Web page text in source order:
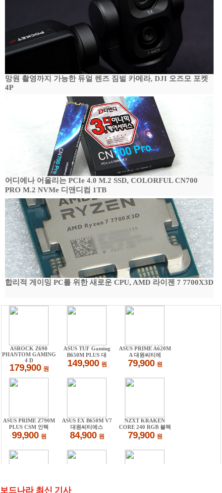
망원 촬영까지 가능한 듀얼 렌즈 짐벌 카메라, DJI 오즈모 포켓
4P
어디에나 어울리는 PCIe 4.0 M.2 SSD, COLORFUL CN700
PRO M.2 NVMe 디앤디컴 1TB
합리적 게이밍 PC를 위한 새로운 CPU, AMD 라이젠 7 7700X3D
보드나라 최신 기사